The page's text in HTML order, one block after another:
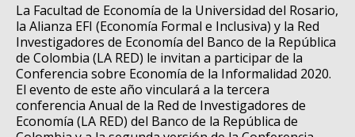
La Facultad de Economía de la Universidad del Rosario,
la Alianza EFI (Economía Formal e Inclusiva) y la Red
Investigadores de Economía del Banco de la República
de Colombia (LA RED) le invitan a participar de la
Conferencia sobre Economía de la Informalidad 2020.
El evento de este año vinculará a la tercera
conferencia Anual de la Red de Investigadores de
Economía (LA RED) del Banco de la República de